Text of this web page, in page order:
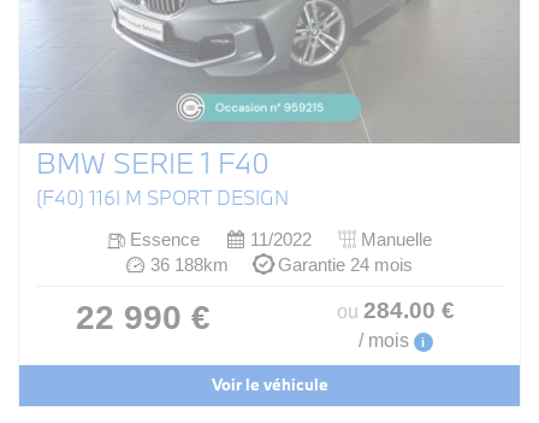
BMW SERIE 1 F40
(F40) 116I M SPORT DESIGN
Essence 11/2022
Manuelle
36 188km
Garantie 24 mois
22 990 € ou 284.00 €
/ mois i
Voir le véhicule